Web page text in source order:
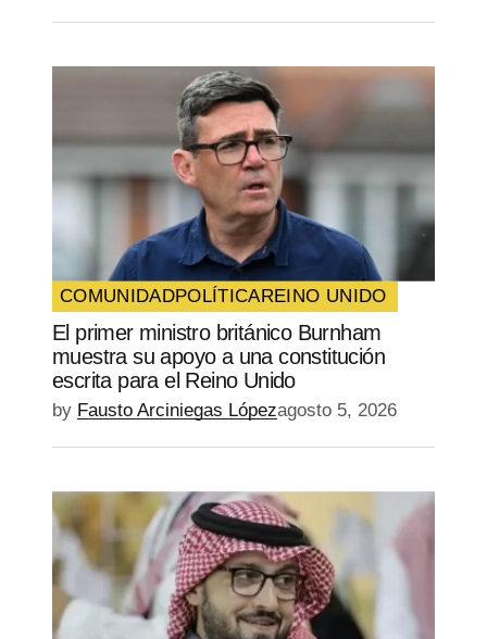
COMUNIDADPOLÍTICAREINO UNIDO
El primer ministro británico Burnham
muestra su apoyo a una constitución
escrita para el Reino Unido
by Fausto Arciniegas Lópezagosto 5, 2026